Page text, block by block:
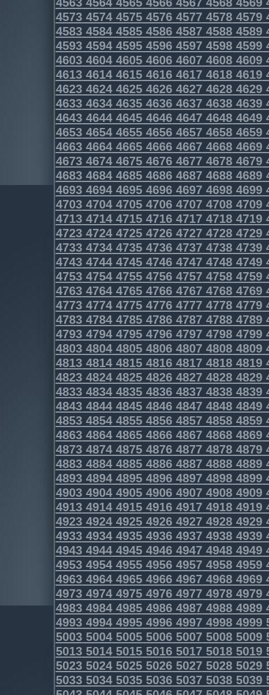
4573457445754576457745784579
4583458445854586458745884589
4593459445954596459745984599
4603460446054606460746084609
4613461446154616461746184619
4623462446254626462746284629
4633463446354636463746384639
4643464446454646464746484649
4653465446554656465746584659
4663466446654666466746684669
4673467446754676467746784679
4683468446854686468746884689
4693469446954696469746984699
4703470447054706470747084709
4713471447154716471747184719
4723472447254726472747284729
4733473447354736473747384739
4743474447454746474747484749
4753475447554756475747584759
4763476447654766476747684769
4773477447754776477747784779
4783478447854786478747884789
4793479447954796479747984799
4803480448054806480748084809
4813481448154816481748184819
4823482448254826482748284829
4833483448354836483748384839
4843484448454846484748484849
4853485448554856485748584859
4863486448654866486748684869
4873487448754876487748784879
4883488448854886488748884889
4893489448954896489748984899
4903490449054906490749084909
4913491449154916491749184919
4923492449254926492749284929
4933493449354936493749384939
4943494449454946494749484949
4953495449554956495749584959
4963496449654966496749684969
4973497449754976497749784979
4983498449854986498749884989
4993499449954996499749984999
5003500450055006500750085009
5013501450155016501750185019
5023502450255026502750285029
5033503450355036503750385039